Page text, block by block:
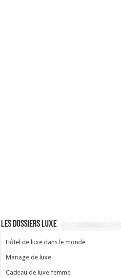
Les dossiers Luxe
Hôtel de luxe dans le monde
Mariage de luxe
Cadeau de luxe femme